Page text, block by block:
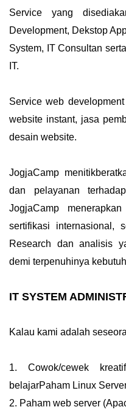
Service yang
Development, Dekstop
System, IT Consultan
IT.
Service web
website instant, jasa
desain website.
JogjaCamp
dan pelayanan
JogjaCamp
sertifikasi internasional,
Research dan analisis
demi terpenuhinya
IT SYSTEM
Kalau kami adalah
1. Cowok/cewek
belajarPaham Linux
2. Paham web server